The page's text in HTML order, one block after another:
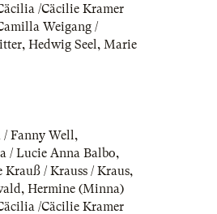
/Cäcilie Kramer
Weigang /
, Hedwig Seel, Marie
/ Fanny Well,
/ Lucie Anna Balbo,
Krauß / Krauss / Kraus,
, Hermine (Minna)
/Cäcilie Kramer